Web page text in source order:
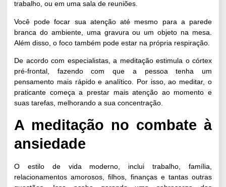
trabalho, ou em uma sala de reuniões.
Você pode focar sua atenção até mesmo para a parede
branca do ambiente, uma gravura ou um objeto na mesa.
Além disso, o foco também pode estar na própria respiração.
De acordo com especialistas, a meditação estimula o córtex
pré-frontal , fazendo com que a pessoa tenha um
pensamento mais rápido e analítico. Por isso, ao meditar, o
praticante começa a prestar mais atenção ao momento e
suas tarefas, melhorando a sua concentração.
A meditação no combate à
ansiedade
O estilo de vida moderno, inclui trabalho, família,
relacionamentos amorosos, filhos, finanças e tantas outras